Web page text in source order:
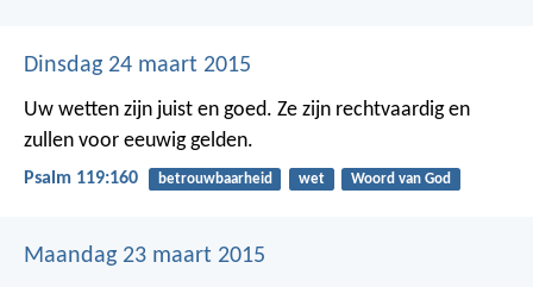
Dinsdag 24 maart 2015
Uw wetten zijn juist en goed. Ze zijn rechtvaardig en
zullen voor eeuwig gelden.
Psalm 119:160 betrouwbaarheid wet Woord van God
Maandag 23 maart 2015